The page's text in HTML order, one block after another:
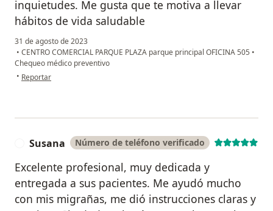
inquietudes. Me gusta que te motiva a llevar
hábitos de vida saludable
31 de agosto de 2023
• CENTRO COMERCIAL PARQUE PLAZA parque principal OFICINA 505 •
Chequeo médico preventivo
• en opinión del usuario Beatriz Herrera
Reportar
Susana Número de teléfono verificado
Excelente profesional, muy dedicada y
entregada a sus pacientes. Me ayudó mucho
con mis migrañas, me dió instrucciones claras y